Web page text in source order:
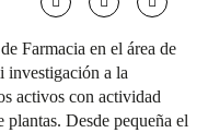
Farmacia en el área de
investigación a la
activos con actividad
Desde pequeña el